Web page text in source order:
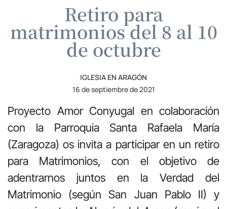
Retiro para
matrimonios del 8 al 10
de octubre
IGLESIA EN ARAGÓN
16 de septiembre de 2021
Proyecto Amor Conyugal en colaboración
con la Parroquia Santa Rafaela María
(Zaragoza) os invita a participar en un retiro
para Matrimonios, con el objetivo de
adentrarnos juntos en la Verdad del
Matrimonio (según San Juan Pablo II) y